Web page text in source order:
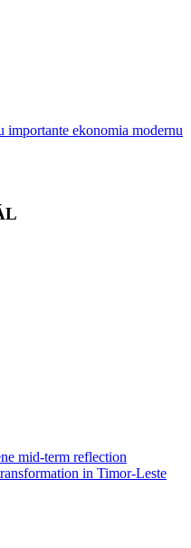
importante ekonomia modernu
mid-term reflection
in Timor-Leste